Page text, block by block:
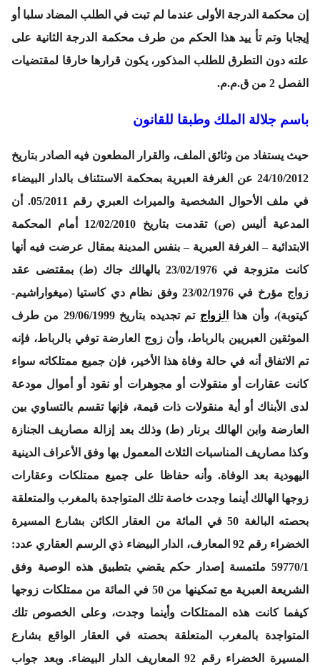
إن محكمة الدرجة الأولى عندما لم تبت في الطلب المضاد سلبا أو
إيجابا وتم تأ ييد هذا الحكم من طرف محكمة الدرجة الثانية على
علته دون التطرق للطلب المذكور، يكون قرارها خارقا لمقتضيات
الفصل 2 من ق.م.م.
باسم جلالة الملك وطبقا للقانون
حيث يستفاد من وثائق الملف، والقرار المطعون فيه الصادر بتاريخ
24/10/2012 عن الغرفة العبرية بمحكمة الاستئناف بالدار البيضاء
في ملف الأحوال الشخصية والميراث العبري رقم 05/2011. أن
المدعية أليس (ص) تقدمت بتاريخ 12/02/2010 أمام المحكمة
الابتدائية – الغرفة العبرية – بنفس المدينة بمقال عرضت فيه أنها
كانت متزوجة في 23/02/1976 بالهالك جاك (ط) بمقتضى عقد
زواج مؤرخ في 23/02/1976 وفق نظام دي كاستيا (ميغواراشيم-
كيتوبة)، وأن هذا
الزواج
تم تجديده بتاريخ 29/06/1999 من طرف
الموثقين العبريين بالرباط، وأن زوج العارضة توفي بالرباط، فإنه
تم الاتفاق أنه في حالة وفاة هذا الأخير، فإن جميع ممتلكاته سواء
كانت عقارات أو منقولات أو مجوهرات أو نقود أو أموال مودعة
لدى الأبناك أو أية منقولات ذات قيمة، فإنها تقسم بالتساوي بين
العارضة وابن الهالك برنار (ط) وذلك بعد إزالة مصاريف الجنازة
وكذا مصاريف المناسبات الثلاث المعمول بها وفق الأعراف الدينية
اليهودية بعد الوفاة. وأنه حفاظا على جميع ممتلكات وعقارات
زوجها الهالك أينما وجدت خاصة تلك المتواجدة بالمغرب والمتعلقة
بحصته البالغة 50 في المائة من العقار الكائن بشارع المسيرة
الخضراء رقم 92 المعارف، الدار البيضاء ذي الرسم العقاري عدد:
59770/1 ملتمسة إصدار حكم يقضي بتطبيق هذه الوصية وفق
الشريعة العبرية مع تمكينها من 50 في المائة من ممتلكات زوجها
كيفما كانت هذه الممتلكات وأينما وجدت، وعلى الخصوص تلك
المتواجدة بالمغرب المتعلقة بحصته في العقار الواقع بشارع
المسيرة الخضراء رقم 92 المعاريف الدار البيضاء. وبعد جواب